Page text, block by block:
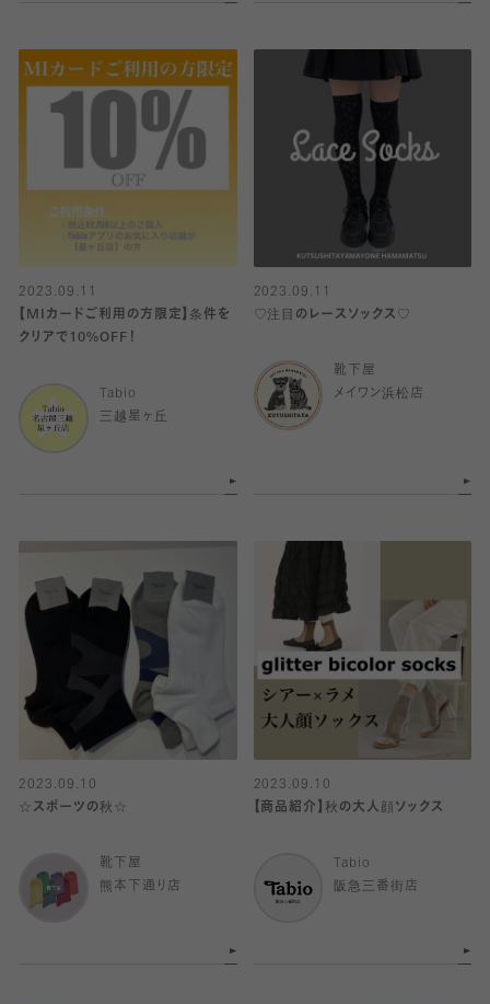
2023.09.11
【MIカードご利用の方限定】条件を
クリアで10%OFF！
Tabio
三越星ヶ丘
2023.09.11
♡注目のレースソックス♡
靴下屋
メイワン浜松店
2023.09.10
☆スポーツの秋☆
靴下屋
熊本下通り店
2023.09.10
【商品紹介】秋の大人顔ソックス
Tabio
阪急三番街店